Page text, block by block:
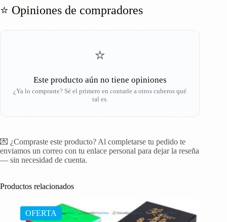
⭐ Opiniones de compradores
⭐
Este producto aún no tiene opiniones
¿Ya lo compraste? Sé el primero en contarle a otros cuberos qué
tal es.
💌 ¿Compraste este producto? Al completarse tu pedido te
enviamos un correo con tu enlace personal para dejar la reseña
— sin necesidad de cuenta.
Productos relacionados
OFERTA